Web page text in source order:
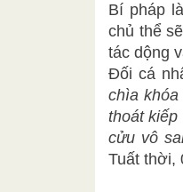
Bí pháp
chủ thể
tác dộng
Đối cá
chìa
thoát kiếp
cửu vô
Tuất thời,